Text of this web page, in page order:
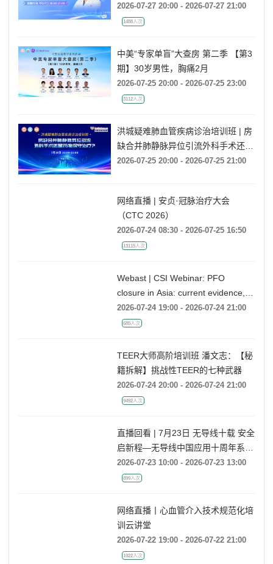
2026-07-27 20:00 - 2026-07-27 21:00
1488人次
中美“专家单盲”大查房 第二季 【第3
期】30岁男性，胸痛2月
2026-07-25 20:00 - 2026-07-25 23:00
3112人次
洪城疑难肺血管疾病诊治培训班 | 房
缺合并肺静脉异位引流外科手术还是
药物保守治疗?
2026-07-25 20:00 - 2026-07-25 21:00
网络直播 | 安贞·冠脉治疗大会
（CTC 2026）
2026-07-24 08:30 - 2026-07-25 16:50
13115人次
Webast | CSI Webinar: PFO
closure in Asia: current evidence,
emerging indications and future
directions
2026-07-24 19:00 - 2026-07-24 21:00
685人次
TEER大师高阶培训班 潘文志：【秘
籍拆解】挑战性TEER的七种武器
2026-07-24 20:00 - 2026-07-24 21:00
9492人次
直播回看 | 7月23日 无导线十载 安全
启新程—无导线中国应用十周年系列
活动
2026-07-23 10:00 - 2026-07-23 13:00
899人次
网络直播丨心血管介入技术规范化培
训云讲堂
2026-07-22 19:00 - 2026-07-22 21:00
1022人次